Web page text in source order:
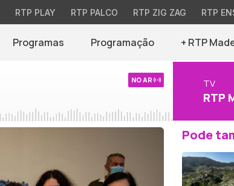
RTP PLAY RTP PALCO RTP ZIG ZAG RTP
Programas Programação + RTP
NO AR TV
RTP
Pode